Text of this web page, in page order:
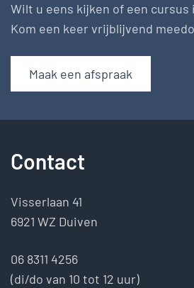
Wilt u eens kijken of een cursus
Kom een keer vrijblijvend
Maak een afspraak
Contact
Visserlaan 41
6921 WZ Duiven
06 8311 4256
(di/do van 10 tot 12 uur)